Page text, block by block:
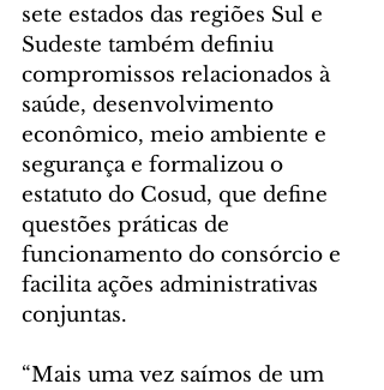
sete estados das regiões Sul e
Sudeste também definiu
compromissos relacionados à
saúde, desenvolvimento
econômico, meio ambiente e
segurança e formalizou o
estatuto do Cosud, que define
questões práticas de
funcionamento do consórcio e
facilita ações administrativas
conjuntas.
“Mais uma vez saímos de um